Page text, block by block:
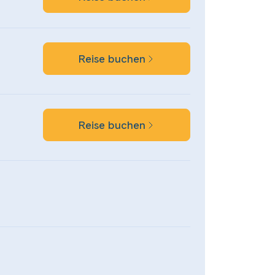
Reise buchen
Reise buchen